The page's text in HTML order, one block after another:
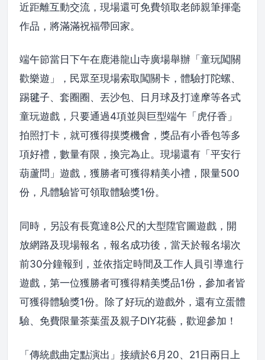
近距離互動交流，現場還可免費領取老師親筆揮毫
作品，將滿滿祝福帶回家。
端午節當日下午在鹿港龍山寺廣場舉辦「童玩闖關
歡樂遊」，民眾至現場索取闖關卡，體驗打陀螺、
踢毽子、套圈圈、丟沙包、日月球及打達摩等各式
童玩遊戲，只要通過4項並與巨型端午「虎仔香」
拍照打卡，就可獲得摸獎機會，獎品有小香包等多
項好禮，數量有限，換完為止。現場還有「平安行
葫蘆問」遊戲，獲勝者可獲得精美小禮，限量500
份，凡體驗皆可領取體驗獎1份。
同時，另設有長寬達8公尺的大型陞官圖遊戲，開
放網路及現場報名，報名成功後，當天於報名場次
前30分鐘報到，並依指定時間及工作人員引導進行
遊戲，第一位獲勝者可獲得精美獎品1份，參加者皆
可獲得體驗獎1份。除了好玩的遊戲外，還有立蛋體
驗、免費限量茶葉蛋及親子DIY花藝，歡迎參加！
「傳統戲曲定點演出」接續於6月20、21日兩日上